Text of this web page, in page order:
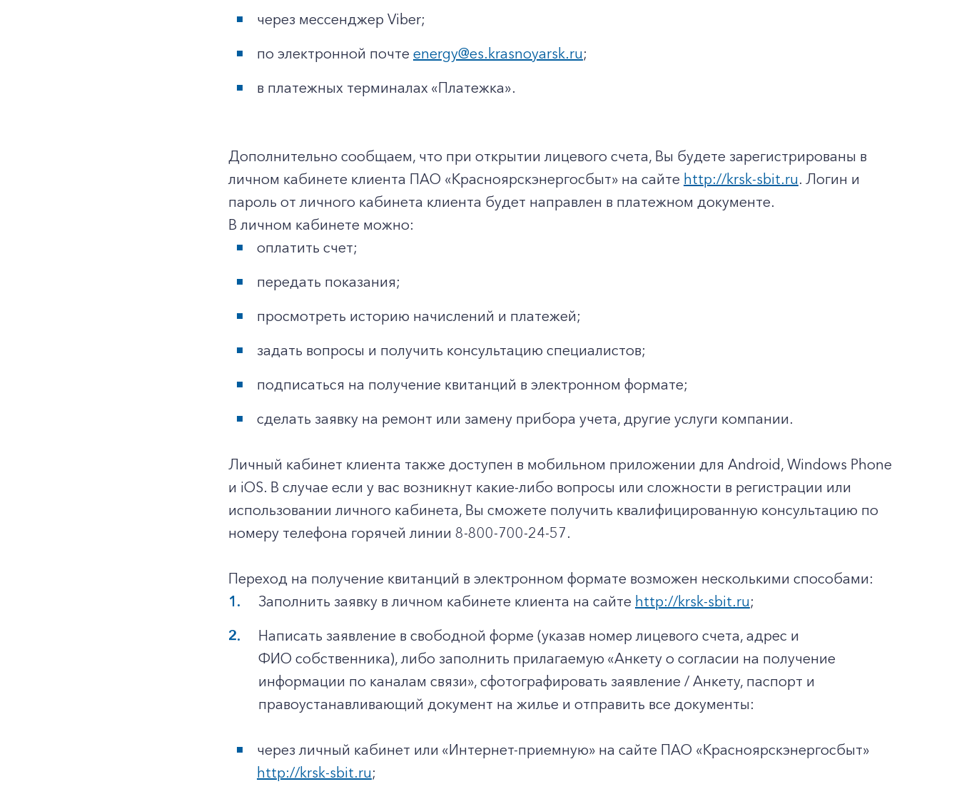
через мессенджер Viber;
по электронной почте energy@es.krasnoyarsk.ru;
в платежных терминалах «Платежка».
Дополнительно сообщаем, что при открытии лицевого счета, Вы будете зарегистрированы в
личном кабинете клиента ПАО «Красноярскэнергосбыт» на сайте http://krsk-sbit.ru. Логин и
пароль от личного кабинета клиента будет направлен в платежном документе.
В личном кабинете можно:
оплатить счет;
передать показания;
просмотреть историю начислений и платежей;
задать вопросы и получить консультацию специалистов;
подписаться на получение квитанций в электронном формате;
сделать заявку на ремонт или замену прибора учета, другие услуги компании.
Личный кабинет клиента также доступен в мобильном приложении для Android, Windows Phone
и iOS. В случае если у вас возникнут какие-либо вопросы или сложности в регистрации или
использовании личного кабинета, Вы сможете получить квалифицированную консультацию по
номеру телефона горячей линии 8-800-700-24-57.
Переход на получение квитанций в электронном формате возможен несколькими способами:
Заполнить заявку в личном кабинете клиента на сайте http://krsk-sbit.ru;
Написать заявление в свободной форме (указав номер лицевого счета, адрес и
ФИО собственника), либо заполнить прилагаемую «Анкету о согласии на получение
информации по каналам связи», сфотографировать заявление / Анкету, паспорт и
правоустанавливающий документ на жилье и отправить все документы:
через личный кабинет или «Интернет-приемную» на сайте ПАО «Красноярскэнергосбыт»
http://krsk-sbit.ru;